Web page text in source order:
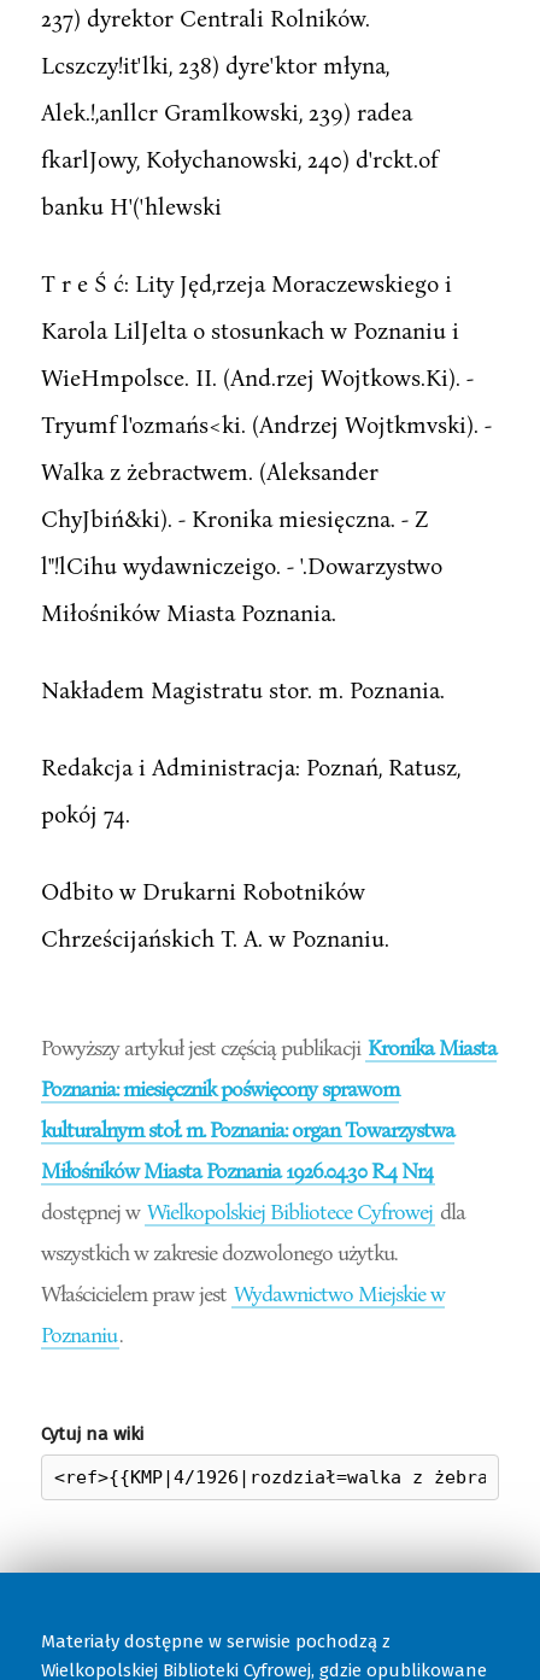
237) dyrektor Centrali Rolników.
Lcszczy!it'lki, 238) dyre'ktor młyna,
Alek.!,anllcr Gramlkowski, 239) radea
fkarlJowy, Kołychanowski, 240) d'rckt.of
banku H'('hlewski
T r e Ś ć: Lity Jęd,rzeja Moraczewskiego i
Karola LilJelta o stosunkach w Poznaniu i
WieHmpolsce. II. (And.rzej Wojtkows.Ki). -
Tryumf l'ozmańs<ki. (Andrzej Wojtkmvski). -
Walka z żebractwem. (Aleksander
ChyJbiń&ki). - Kronika miesięczna. - Z
l"!lCihu wydawniczeigo. - '.Dowarzystwo
Miłośników Miasta Poznania.
Nakładem Magistratu stor. m. Poznania.
Redakcja i Administracja: Poznań, Ratusz,
pokój 74.
Odbito w Drukarni Robotników
Chrześcijańskich T. A. w Poznaniu.
Powyższy artykuł jest częścią publikacji Kronika Miasta
Poznania: miesięcznik poświęcony sprawom
kulturalnym stoł. m. Poznania: organ Towarzystwa
Miłośników Miasta Poznania 1926.04.30 R.4 Nr4
dostępnej w Wielkopolskiej Bibliotece Cyfrowej dla
wszystkich w zakresie dozwolonego użytku.
Właścicielem praw jest Wydawnictwo Miejskie w
Poznaniu.
Cytuj na wiki
Materiały dostępne w serwisie pochodzą z
Wielkopolskiej Biblioteki Cyfrowej, gdzie opublikowane